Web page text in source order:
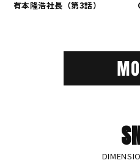
有本隆浩社長（第3話）